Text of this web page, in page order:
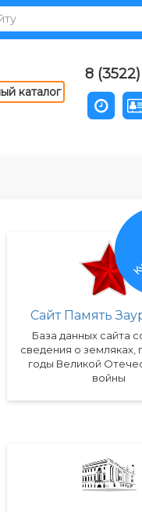
8
каталог
Сайт Память
База данных сайта
сведения о земляках,
годы Великой
войны